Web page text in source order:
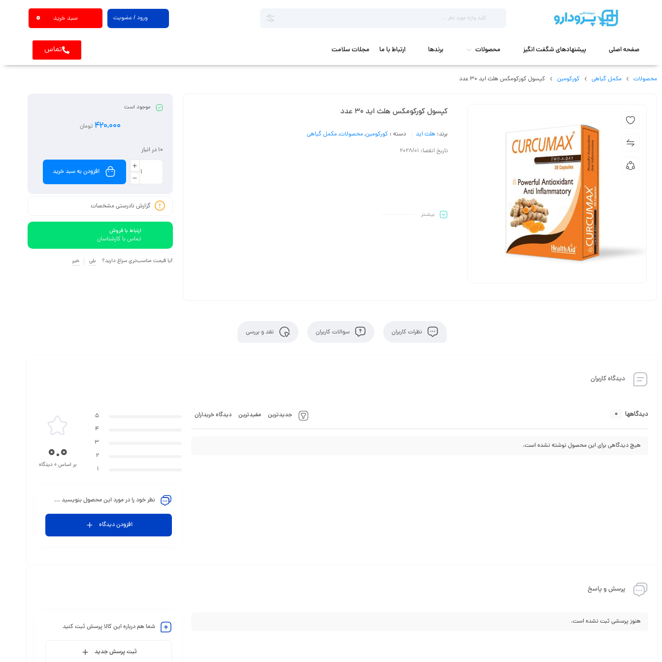
ورود / عضویت سبد خرید 0
صفحه اصلی پیشنهادهای شگفت انگیز محصولات برندها ارتباط با ما مجلات سلامت تماس
محصولات مکمل گیاهی کورکومین کپسول کورکومکس هلث اید 30 عدد
کپسول کورکومکس هلث اید 30 عدد
برند: هلث اید دسته : کورکومین,محصولات,مکمل گیاهی
تاریخ انقضا: 2028/01
بیشـتر
موجود است
420,000 تومان
10 در انبار
افزودن به سبد خرید
گزارش نادرستی مشخصات
ارتباط با فروش
تماس با کارشناسان
آیا قیمت مناسب‌تری سراغ دارید؟ بلی خیر
نظرات کاربران سوالات کاربران نقد و بررسی
دیدگاه کاربران
دیدگاهها 0 جدیدترین مفیدترین دیدگاه خریداران
هیچ دیدگاهی برای این محصول نوشته نشده است.
5
4
3
2
1
0.0
بر اساس 0 دیدگاه
نظر خود را در مورد این محصول بنویسید ...
افزودن دیدگاه
پرسش و پاسخ
هنوز پرسشی ثبت نشده است.
شما هم درباره این کالا پرسش ثبت کنید
ثبت پرسش جدید